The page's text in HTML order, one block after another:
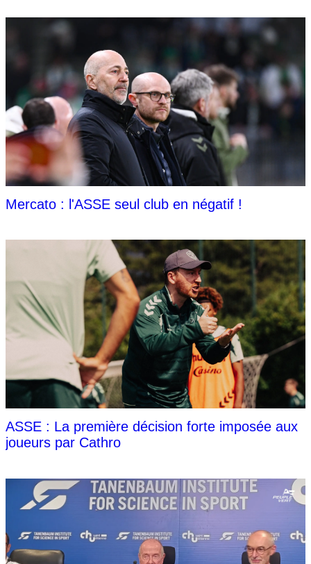
Mercato : l'ASSE seul club en négatif !
ASSE : La première décision forte imposée aux
joueurs par Cathro